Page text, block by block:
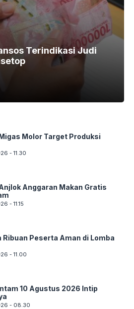
Terindikasi Judi
Molor Target Produksi
- 11.30
Anggaran Makan Gratis
- 11.15
Ribuan Peserta Aman di Lomba
- 11.00
10 Agustus 2026 Intip
- 08.30